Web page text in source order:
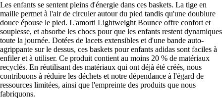
Les enfants se sentent pleins d'énergie dans ces baskets. La tige en
maille permet à l'air de circuler autour du pied tandis qu'une doublure
douce épouse le pied. L'amorti Lightweight Bounce offre confort et
souplesse, et absorbe les chocs pour que les enfants restent dynamiques
toute la journée. Dotées de lacets extensibles et d'une bande auto-
agrippante sur le dessus, ces baskets pour enfants adidas sont faciles à
enfiler et à utiliser. Ce produit contient au moins 20 % de matériaux
recyclés. En réutilisant des matériaux qui ont déjà été créés, nous
contribuons à réduire les déchets et notre dépendance à l'égard de
ressources limitées, ainsi que l'empreinte des produits que nous
fabriquons.